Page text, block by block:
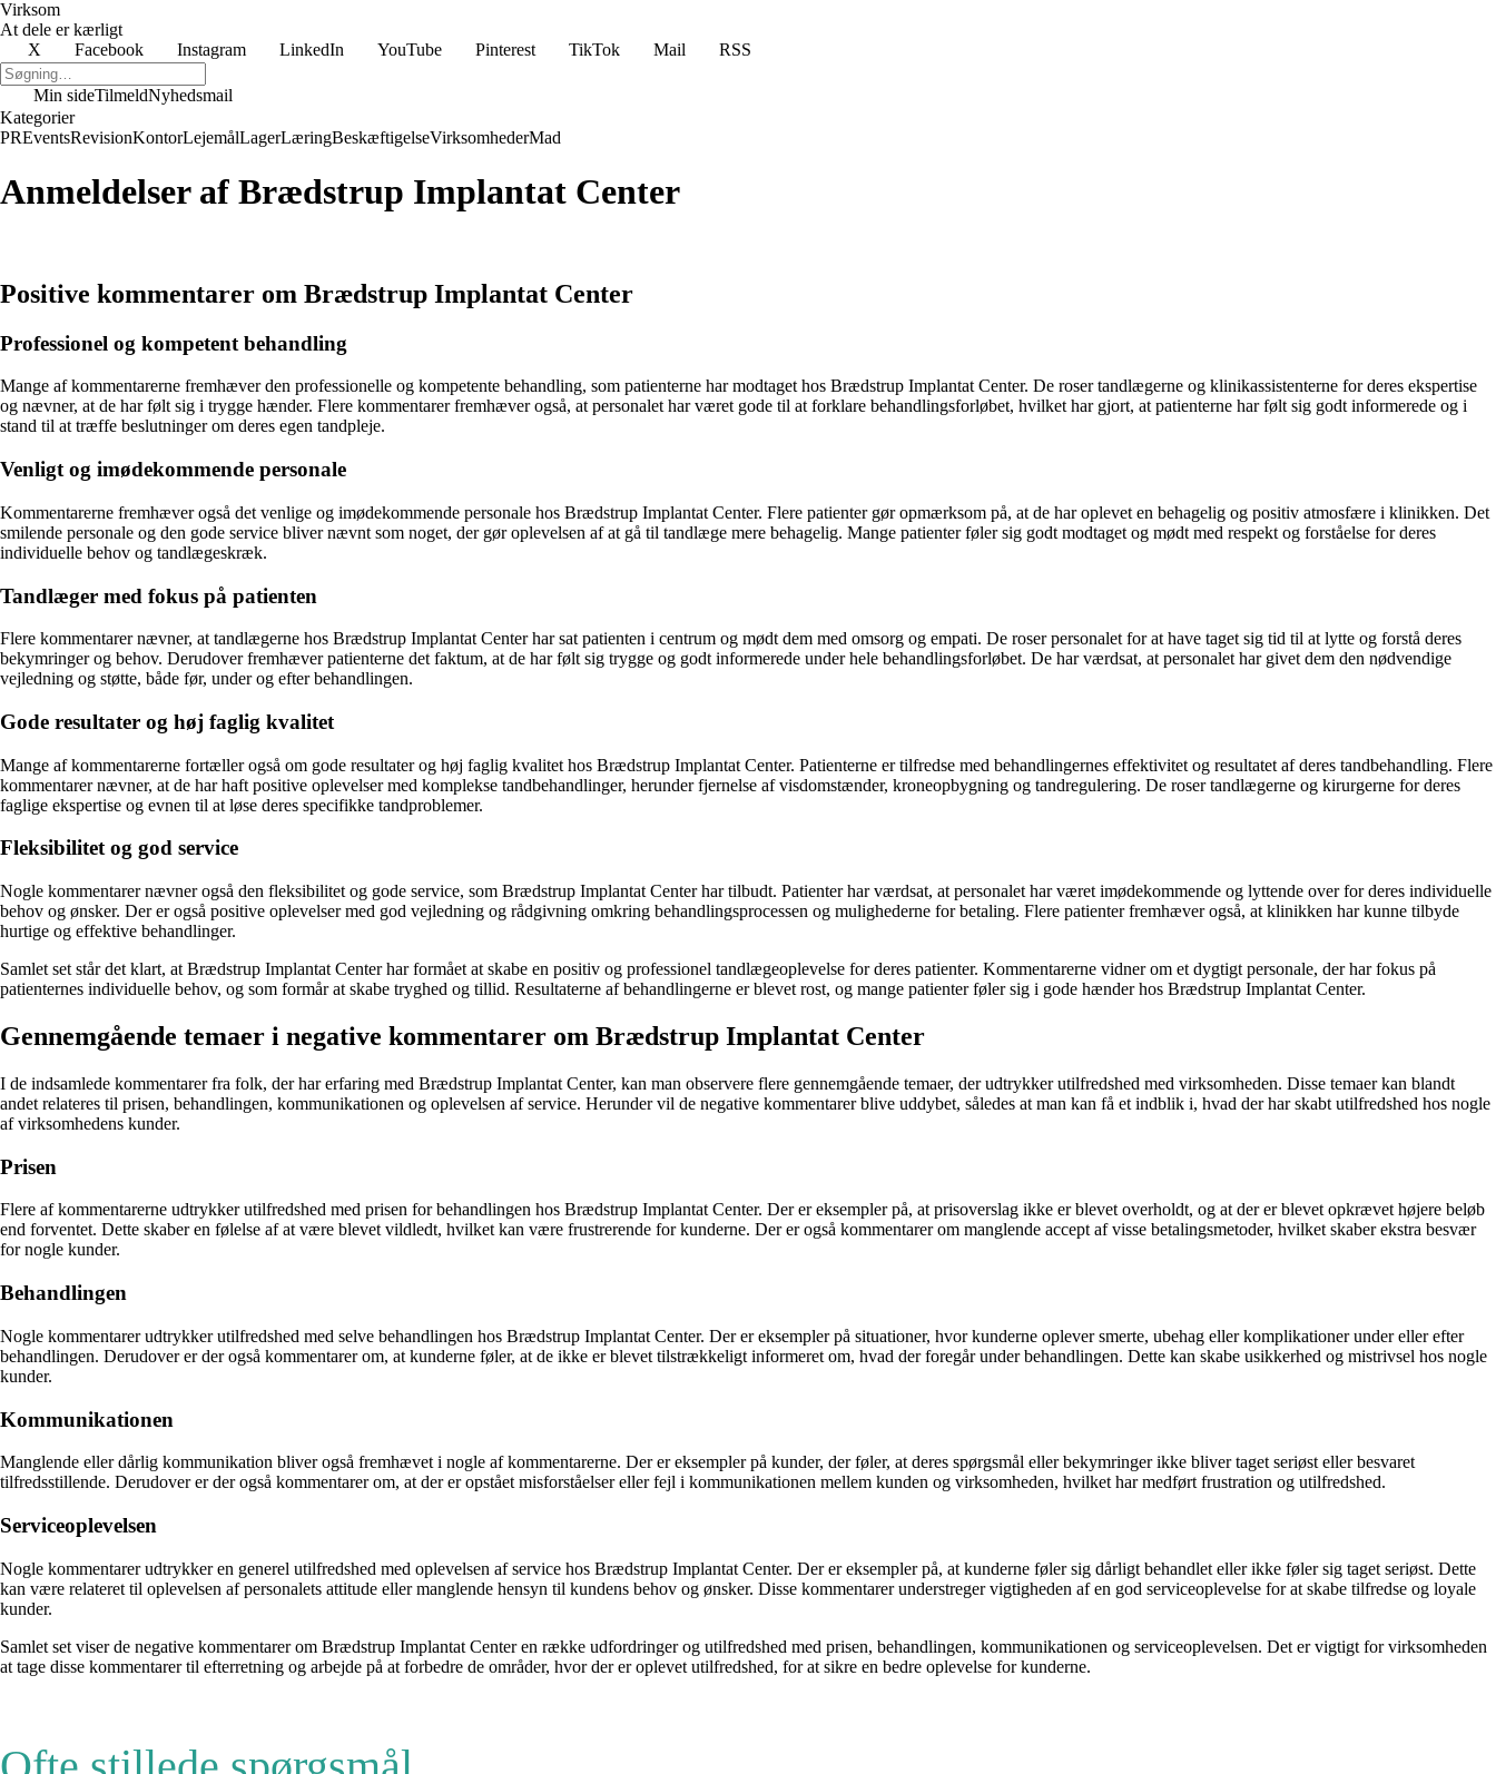
Virksom
At dele er kærligt
X
Facebook Instagram LinkedIn YouTube Pinterest TikTok Mail RSS
Min sideTilmeldNyhedsmail
Kategorier
PREventsRevisionKontorLejemålLagerLæringBeskæftigelseVirksomhederMad
Anmeldelser af Brædstrup Implantat Center
Positive kommentarer om Brædstrup Implantat Center
Professionel og kompetent behandling
Mange af kommentarerne fremhæver den professionelle og kompetente behandling, som patienterne har modtaget hos Brædstrup Implantat Center. De roser tandlægerne og klinikassistenterne for deres ekspertise
og nævner, at de har følt sig i trygge hænder. Flere kommentarer fremhæver også, at personalet har været gode til at forklare behandlingsforløbet, hvilket har gjort, at patienterne har følt sig godt informerede og i
stand til at træffe beslutninger om deres egen tandpleje.
Venligt og imødekommende personale
Kommentarerne fremhæver også det venlige og imødekommende personale hos Brædstrup Implantat Center. Flere patienter gør opmærksom på, at de har oplevet en behagelig og positiv atmosfære i klinikken. Det
smilende personale og den gode service bliver nævnt som noget, der gør oplevelsen af at gå til tandlæge mere behagelig. Mange patienter føler sig godt modtaget og mødt med respekt og forståelse for deres
individuelle behov og tandlægeskræk.
Tandlæger med fokus på patienten
Flere kommentarer nævner, at tandlægerne hos Brædstrup Implantat Center har sat patienten i centrum og mødt dem med omsorg og empati. De roser personalet for at have taget sig tid til at lytte og forstå deres
bekymringer og behov. Derudover fremhæver patienterne det faktum, at de har følt sig trygge og godt informerede under hele behandlingsforløbet. De har værdsat, at personalet har givet dem den nødvendige
vejledning og støtte, både før, under og efter behandlingen.
Gode resultater og høj faglig kvalitet
Mange af kommentarerne fortæller også om gode resultater og høj faglig kvalitet hos Brædstrup Implantat Center. Patienterne er tilfredse med behandlingernes effektivitet og resultatet af deres tandbehandling. Flere
kommentarer nævner, at de har haft positive oplevelser med komplekse tandbehandlinger, herunder fjernelse af visdomstænder, kroneopbygning og tandregulering. De roser tandlægerne og kirurgerne for deres
faglige ekspertise og evnen til at løse deres specifikke tandproblemer.
Fleksibilitet og god service
Nogle kommentarer nævner også den fleksibilitet og gode service, som Brædstrup Implantat Center har tilbudt. Patienter har værdsat, at personalet har været imødekommende og lyttende over for deres individuelle
behov og ønsker. Der er også positive oplevelser med god vejledning og rådgivning omkring behandlingsprocessen og mulighederne for betaling. Flere patienter fremhæver også, at klinikken har kunne tilbyde
hurtige og effektive behandlinger.
Samlet set står det klart, at Brædstrup Implantat Center har formået at skabe en positiv og professionel tandlægeoplevelse for deres patienter. Kommentarerne vidner om et dygtigt personale, der har fokus på
patienternes individuelle behov, og som formår at skabe tryghed og tillid. Resultaterne af behandlingerne er blevet rost, og mange patienter føler sig i gode hænder hos Brædstrup Implantat Center.
Gennemgående temaer i negative kommentarer om Brædstrup Implantat Center
I de indsamlede kommentarer fra folk, der har erfaring med Brædstrup Implantat Center, kan man observere flere gennemgående temaer, der udtrykker utilfredshed med virksomheden. Disse temaer kan blandt
andet relateres til prisen, behandlingen, kommunikationen og oplevelsen af service. Herunder vil de negative kommentarer blive uddybet, således at man kan få et indblik i, hvad der har skabt utilfredshed hos nogle
af virksomhedens kunder.
Prisen
Flere af kommentarerne udtrykker utilfredshed med prisen for behandlingen hos Brædstrup Implantat Center. Der er eksempler på, at prisoverslag ikke er blevet overholdt, og at der er blevet opkrævet højere beløb
end forventet. Dette skaber en følelse af at være blevet vildledt, hvilket kan være frustrerende for kunderne. Der er også kommentarer om manglende accept af visse betalingsmetoder, hvilket skaber ekstra besvær
for nogle kunder.
Behandlingen
Nogle kommentarer udtrykker utilfredshed med selve behandlingen hos Brædstrup Implantat Center. Der er eksempler på situationer, hvor kunderne oplever smerte, ubehag eller komplikationer under eller efter
behandlingen. Derudover er der også kommentarer om, at kunderne føler, at de ikke er blevet tilstrækkeligt informeret om, hvad der foregår under behandlingen. Dette kan skabe usikkerhed og mistrivsel hos nogle
kunder.
Kommunikationen
Manglende eller dårlig kommunikation bliver også fremhævet i nogle af kommentarerne. Der er eksempler på kunder, der føler, at deres spørgsmål eller bekymringer ikke bliver taget seriøst eller besvaret
tilfredsstillende. Derudover er der også kommentarer om, at der er opstået misforståelser eller fejl i kommunikationen mellem kunden og virksomheden, hvilket har medført frustration og utilfredshed.
Serviceoplevelsen
Nogle kommentarer udtrykker en generel utilfredshed med oplevelsen af service hos Brædstrup Implantat Center. Der er eksempler på, at kunderne føler sig dårligt behandlet eller ikke føler sig taget seriøst. Dette
kan være relateret til oplevelsen af personalets attitude eller manglende hensyn til kundens behov og ønsker. Disse kommentarer understreger vigtigheden af en god serviceoplevelse for at skabe tilfredse og loyale
kunder.
Samlet set viser de negative kommentarer om Brædstrup Implantat Center en række udfordringer og utilfredshed med prisen, behandlingen, kommunikationen og serviceoplevelsen. Det er vigtigt for virksomheden
at tage disse kommentarer til efterretning og arbejde på at forbedre de områder, hvor der er oplevet utilfredshed, for at sikre en bedre oplevelse for kunderne.